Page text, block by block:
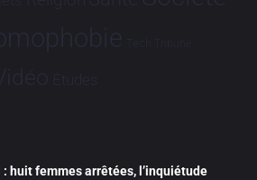
Tech Tribune
Études
: huit femmes arrêtées, l’inquiétude